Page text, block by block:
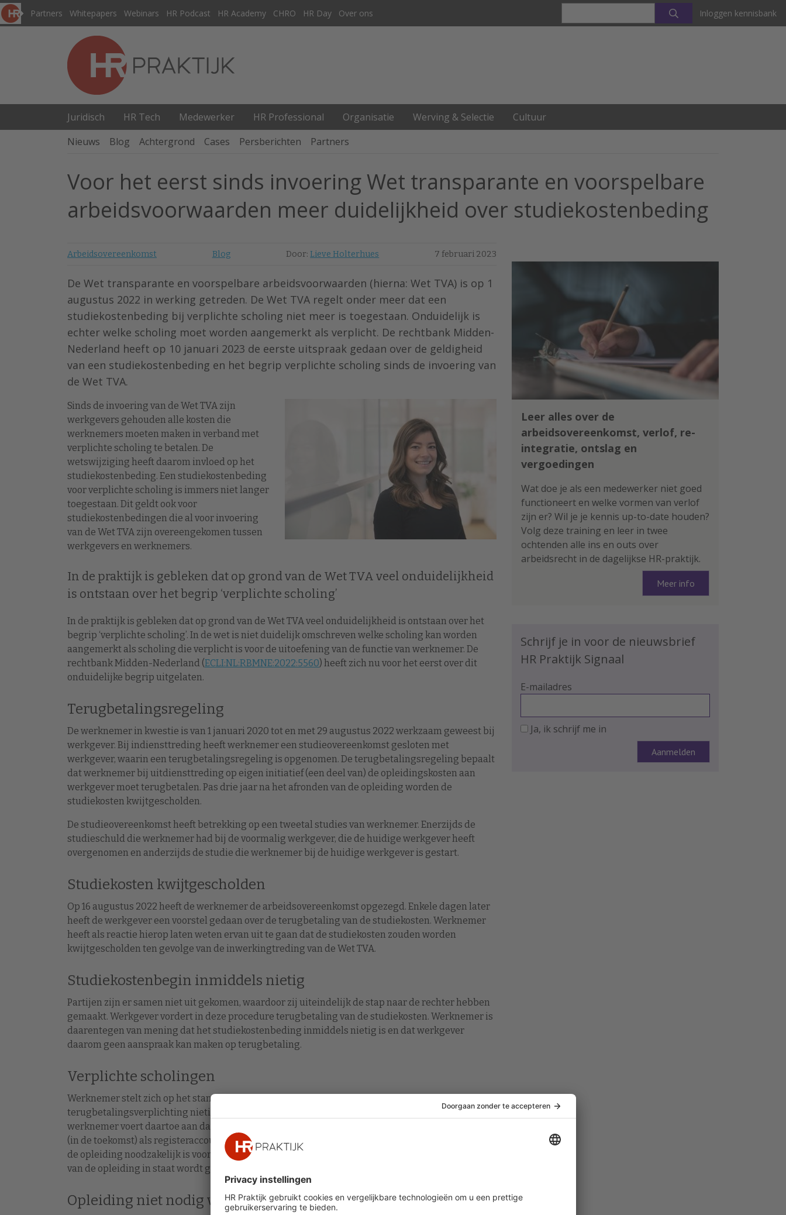
Partners Whitepapers Webinars HR Podcast HR Academy CHRO HR Day Over ons Inloggen kennisbank
Juridisch HR Tech Medewerker HR Professional Organisatie Werving & Selectie
Cultuur
Nieuws
Blog Achtergrond Cases Persberichten Partners
Voor het eerst sinds invoering Wet transparante en voorspelbare
arbeidsvoorwaarden meer duidelijkheid over studiekostenbeding
Arbeidsovereenkomst Blog Door: Lieve Holterhues 7 februari 2023
De Wet transparante en voorspelbare arbeidsvoorwaarden (hierna: Wet TVA) is op 1
augustus 2022 in werking getreden. De Wet TVA regelt onder meer dat een
studiekostenbeding bij verplichte scholing niet meer is toegestaan. Onduidelijk is
echter welke scholing moet worden aangemerkt als verplicht. De rechtbank Midden-
Nederland heeft op 10 januari 2023 de eerste uitspraak gedaan over de geldigheid
van een studiekostenbeding en het begrip verplichte scholing sinds de invoering van
de Wet TVA.
Sinds de invoering van de Wet TVA zijn
werkgevers gehouden alle kosten die
werknemers moeten maken in verband met
verplichte scholing te betalen. De
wetswijziging heeft daarom invloed op het
studiekostenbeding. Een studiekostenbeding
voor verplichte scholing is immers niet langer
toegestaan. Dit geldt ook voor
studiekostenbedingen die al voor invoering
van de Wet TVA zijn overeengekomen tussen
werkgevers en werknemers.
In de praktijk is gebleken dat op grond van de Wet TVA veel onduidelijkheid
is ontstaan over het begrip ‘verplichte scholing’
In de praktijk is gebleken dat op grond van de Wet TVA veel onduidelijkheid is ontstaan over het
begrip ‘verplichte scholing’. In de wet is niet duidelijk omschreven welke scholing kan worden
aangemerkt als scholing die verplicht is voor de uitoefening van de functie van werknemer. De
rechtbank Midden-Nederland (ECLI:NL:RBMNE:2022:5560) heeft zich nu voor het eerst over dit
onduidelijke begrip uitgelaten.
Terugbetalingsregeling
De werknemer in kwestie is van 1 januari 2020 tot en met 29 augustus 2022 werkzaam geweest bij
werkgever. Bij indiensttreding heeft werknemer een studieovereenkomst gesloten met
werkgever, waarin een terugbetalingsregeling is opgenomen. De terugbetalingsregeling bepaalt
dat werknemer bij uitdiensttreding op eigen initiatief (een deel van) de opleidingskosten aan
werkgever moet terugbetalen. Pas drie jaar na het afronden van de opleiding worden de
studiekosten kwijtgescholden.
De studieovereenkomst heeft betrekking op een tweetal studies van werknemer. Enerzijds de
studieschuld die werknemer had bij de voormalig werkgever, die de huidige werkgever heeft
overgenomen en anderzijds de studie die werknemer bij de huidige werkgever is gestart.
Studiekosten kwijtgescholden
Op 16 augustus 2022 heeft de werknemer de arbeidsovereenkomst opgezegd. Enkele dagen later
heeft de werkgever een voorstel gedaan over de terugbetaling van de studiekosten. Werknemer
heeft als reactie hierop laten weten ervan uit te gaan dat de studiekosten zouden worden
kwijtgescholden ten gevolge van de inwerkingtreding van de Wet TVA.
Studiekostenbegin inmiddels nietig
Partijen zijn er samen niet uit gekomen, waardoor zij uiteindelijk de stap naar de rechter hebben
gemaakt. Werkgever vordert in deze procedure terugbetaling van de studiekosten. Werknemer is
daarentegen van mening dat het studiekostenbeding inmiddels nietig is en dat werkgever
daarom geen aanspraak kan maken op terugbetaling.
Verplichte scholingen
Werknemer stelt zich op het standpunt dat de studieovereenkomst met daarin de
terugbetalingsverplichting nietig is, omdat beide opleidingen verplichte scholingen zijn. De
werknemer voert daartoe aan dat hij door werkgever was aangenomen met de bedoeling dat hij
(in de toekomst) als registeraccountant werkzaamheden zou verrichten. Hij beargumenteert dat
de opleiding noodzakelijk is voor de functie van registeraccountant, omdat hij door het afronden
van de opleiding in staat wordt gesteld om jaarrekeningen te ondertekenen.
Opleiding niet nodig voor werkzaamheden
Leer alles over de
arbeidsovereenkomst, verlof, re-
integratie, ontslag en
vergoedingen
Wat doe je als een medewerker niet goed
functioneert en welke vormen van verlof
zijn er? Wil je je kennis up-to-date houden?
Volg deze training en leer in twee
ochtenden alle ins en outs over
arbeidsrecht in de dagelijkse HR-praktijk.
Meer info
Schrijf je in voor de nieuwsbrief
HR Praktijk Signaal
E-mailadres
Ja, ik schrijf me in